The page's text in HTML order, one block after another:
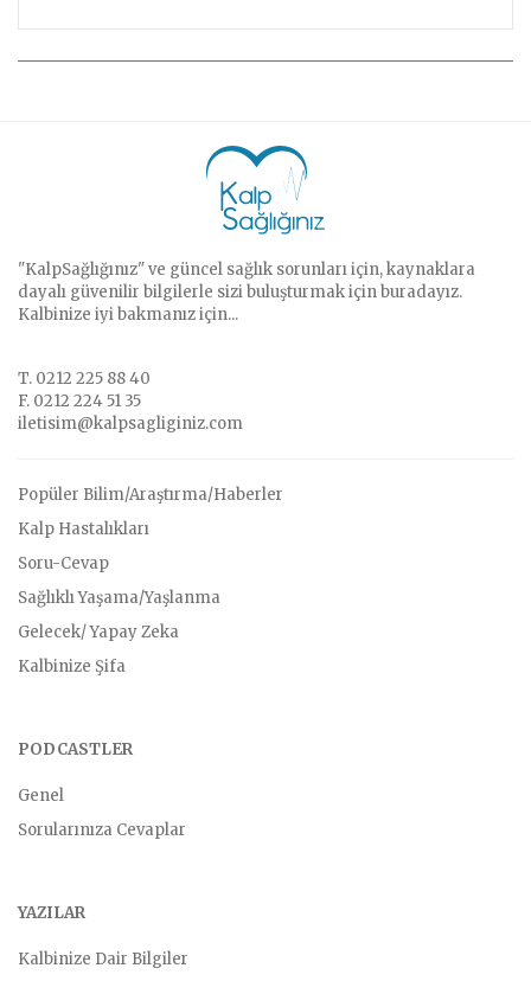
"KalpSağlığınız" ve güncel sağlık sorunları için, kaynaklara
dayalı güvenilir bilgilerle sizi buluşturmak için buradayız.
Kalbinize iyi bakmanız için...
T. 0212 225 88 40
F. 0212 224 51 35
iletisim@kalpsagliginiz.com
Popüler Bilim/Araştırma/Haberler
Kalp Hastalıkları
Soru-Cevap
Sağlıklı Yaşama/Yaşlanma
Gelecek/ Yapay Zeka
Kalbinize Şifa
PODCASTLER
Genel
Sorularınıza Cevaplar
YAZILAR
Kalbinize Dair Bilgiler